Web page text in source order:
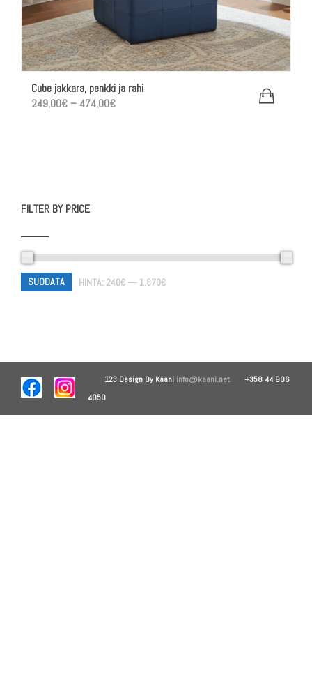
Cube jakkara, penkki ja rahi
249,00€ –474,00€Hintaluokka:
FILTER BY PRICE
SUODATA HINTA: 240€ — 1.870€
123 Design Oy Kaani info@kaani.net +358 44 906
4050